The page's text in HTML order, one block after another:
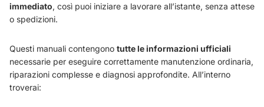
immediato, così puoi iniziare a lavorare all’istante, senza attese
o spedizioni.
Questi manuali contengono tutte le informazioni ufficiali
necessarie per eseguire correttamente manutenzione ordinaria,
riparazioni complesse e diagnosi approfondite. All’interno
troverai: